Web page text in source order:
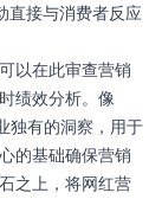
直接与消费者反应
以在此审查营销
绩效分析。像
独有的洞察，用于
的基础确保营销
之上，将网红营